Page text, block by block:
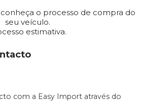
o processo de compra do
seu veículo.
estimativa.
com a Easy Import através do